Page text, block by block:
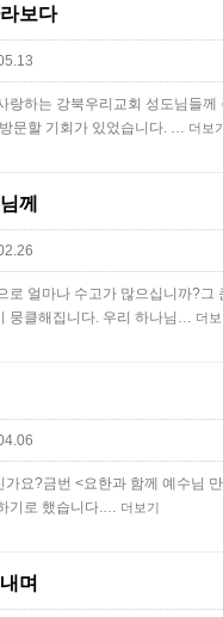
보다
랑하는 강북우리교회 성도님들
문할 기회가 있었습니다. …
더보
께
로 얼마나 수고가 많으십니까?
뭉클해집니다. 우리 하나님…
더
요?금번 <요한과 함께 예수님
기로 했습니다.…
더보기
며